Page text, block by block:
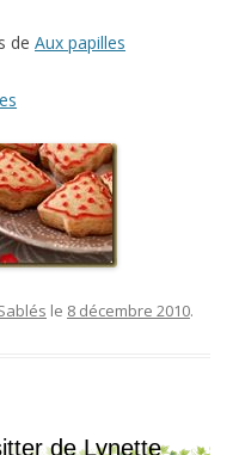
de Aux papilles
le 8 décembre 2010.
de Lynette